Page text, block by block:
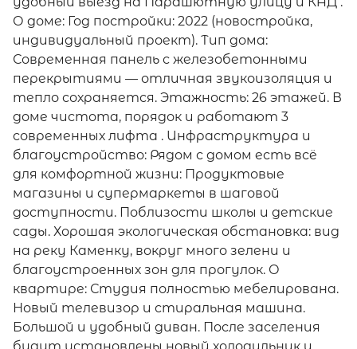
О доме: Год постройки: 2022 (новостройка,
индивидуальный проект). Тип дома:
Современная панель с железобетонными
перекрытиями — отличная звукоизоляция и
тепло сохраняется. Этажность: 26 этажей. В
доме чистота, порядок и работают 3
современных лифта . Инфраструктура и
благоустройство: Рядом с домом есть всё
для комфортной жизни: Продуктовые
магазины и супермаркеты в шаговой
доступности. Поблизости школы и детские
сады. Хорошая экологическая обстановка: вид
на реку Каменку, вокруг много зелени и
благоустроенных зон для прогулок. О
квартире: Студия полностью мебелирована.
Новый телевизор и стиральная машина.
Большой и удобный диван. После заселения